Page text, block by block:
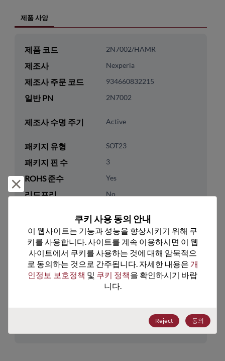
제품 사양
제품 코드 2N7002/HAMR
제조사 Nexperia
제조사 주문 코드 934660832215
일반 PN 2N7002
제조사 수명 주기 Active
패키지 유형 SOT23
패키지 핀 수 3
ROHS 준수 Yes
리드프리 No
패키지 수량 3000
기술 카테고리 Discretes
기술 하위 카테고리 Transistor
Bipolar Transistors
미국 HTS 코드 8541.29.0055
거부 및 닫기
쿠키 사용 동의 안내
이 웹사이트는 기능과 성능을 향상시키기 위해 쿠
키를 사용합니다. 사이트를 계속 이용하시면 이 웹
사이트에서 쿠키를 사용하는 것에 대해 암묵적으
로 동의하는 것으로 간주됩니다. 자세한 내용은 개
인정보 보호정책 및 쿠키 정책을 확인하시기 바랍
니다.
Reject 동의